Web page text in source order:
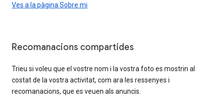
Ves a la pàgina Sobre mi
Recomanacions compartides
Trieu si voleu que el vostre nom i la vostra foto es mostrin al
costat de la vostra activitat, com ara les ressenyes i
recomanacions, que es veuen als anuncis.